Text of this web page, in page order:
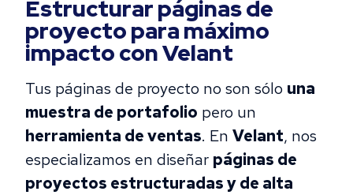
Estructurar páginas de
proyecto para máximo
impacto con Velant
Tus páginas de proyecto no son sólo una
muestra de portafolio pero un
herramienta de ventas. En Velant, nos
especializamos en diseñar páginas de
proyectos estructuradas y de alta